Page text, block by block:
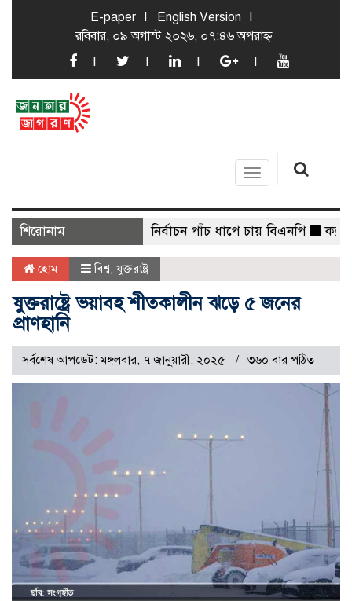
E-paper
English Version
রবিবার, ০৯ অগাস্ট ২০২৬, ০৭:৪৬ অপরাহ্ন
Toggle
navigation
শিরোনামস্থানীয় সরকার নির্বাচন পাঁচ ধাপে চায় বিএনপি ক্যাডেট
হোম বিশ্ব,যুক্তরাষ্ট্র
যুক্তরাষ্ট্রে ভয়াবহ শীতকালীন ঝড়ে ৫ জনের
প্রাণহানি
সর্বশেষ আপডেট: মঙ্গলবার, ৭ জানুয়ারী, ২০২৫ ৩৬০ বার পঠিত